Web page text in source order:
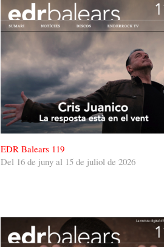
EDR Balears 119
Del 16 de juny al 15 de juliol de 2026